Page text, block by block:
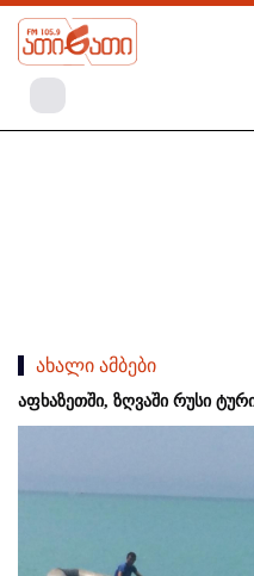
ახალი ამბები
აფხაზეთში, ზღვაში რუსი